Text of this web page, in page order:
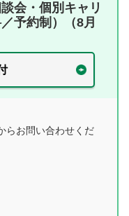
会・個別キャリ
予約制）（8月
らお問い合わせくだ